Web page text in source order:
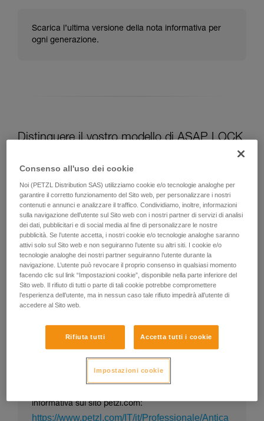
Scarica l’ultima versione della nota informativa per
ogni generazione.
Distinguere il vostro modello di ASAP LOCK
Modello attuale di ASAP LOCK:
ASAP LOCK 2026
La nota informativa di un DPI può cambiare nel
informativa sul sito petzl.com:
https://www.petzl.com/IT/it/Professionale/Antica
Consenso all'uso dei cookie
Noi (PETZL Distribution SAS) utilizziamo cookie e/o tecnologie analoghe per
garantire il corretto funzionamento del Sito web, per personalizzare i nostri
contenuti e annunci e analizzare il traffico. Condividiamo, inoltre, informazioni
sulla navigazione dell’utente sul Sito web con i nostri partner di servizi di analisi
dei dati, pubblicitari e di social media al fine di personalizzare le nostre
pubblicità. Se l’utente accetta, i nostri cookie e/o tecnologie analoghe saranno
attivi solo sul Sito web e non seguiranno l’utente su altri siti. I cookie e/o
tecnologie analoghe dei nostri partner seguiranno l’utente durante la
navigazione. L’utente può revocare il proprio consenso in qualsiasi momento
facendo clic sul link “Impostazioni cookie”, disponibile nella parte inferiore del
Sito web. Il rifiuto di tutti o parte di tali cookie potrebbe compromettere
l’esperienza dell’utente, ma in nessun caso tale rifiuto impedirà all’utente di
accedere al Sito web.
Rifiuta tutti Accetta tutti i cookie
Impostazioni cookie